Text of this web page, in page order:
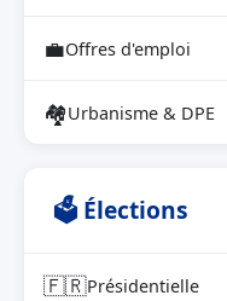
💼Offres d'emploi
🏘Urbanisme & DPE
🗳 Élections
🇫🇷Présidentielle